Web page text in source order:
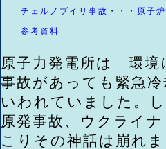
チェルノブイリ事故・・・原子
参考資料
原子力発電所は 環境
事故があっても緊急
いわれていました。
原発事故、ウクライ
こりその神話は崩れ